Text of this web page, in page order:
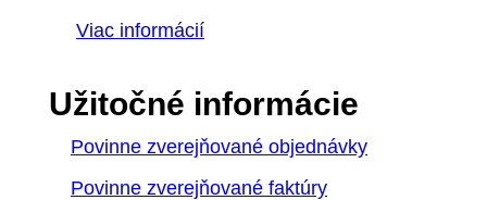
Viac informácií
Užitočné informácie
Povinne zverejňované objednávky
Povinne zverejňované faktúry